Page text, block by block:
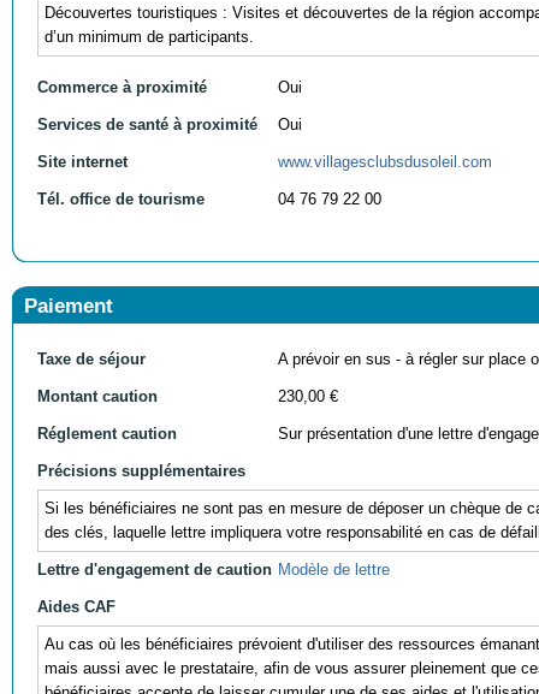
Découvertes touristiques : Visites et découvertes de la région
d’un minimum de participants.
Commerce à proximité Oui
Services de santé à proximité Oui
Site internet www.villagesclubsdusoleil.com
Tél. office de tourisme 04 76 79 22 00
Paiement
Taxe de séjour A prévoir en sus - à régler sur place
Montant caution 230,00 €
Réglement caution Sur présentation d'une lettre
Précisions supplémentaires
Si les bénéficiaires ne sont pas en mesure de déposer un chèque de
des clés, laquelle lettre impliquera votre responsabilité en cas de
Lettre d'engagement de caution Modèle de lettre
Aides CAF
Au cas où les bénéficiaires prévoient d'utiliser des ressources
mais aussi avec le prestataire, afin de vous assurer pleinement que